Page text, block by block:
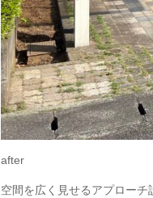
after
空間を広く見せるアプローチ